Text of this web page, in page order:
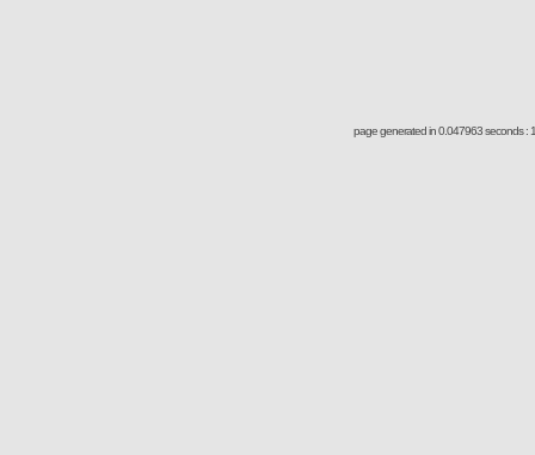
page generated in 0.047963 seconds :